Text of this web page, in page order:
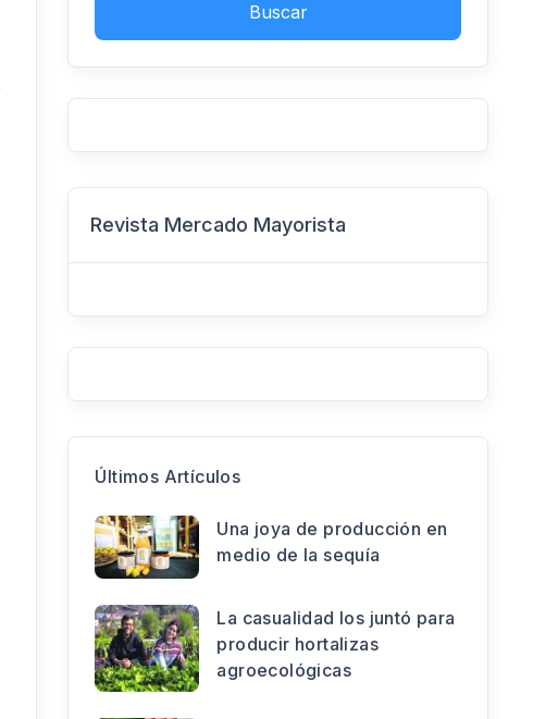
Buscar
Revista Mercado Mayorista
Últimos Artículos
Una joya de producción en
medio de la sequía
La casualidad los juntó para
producir hortalizas
agroecológicas